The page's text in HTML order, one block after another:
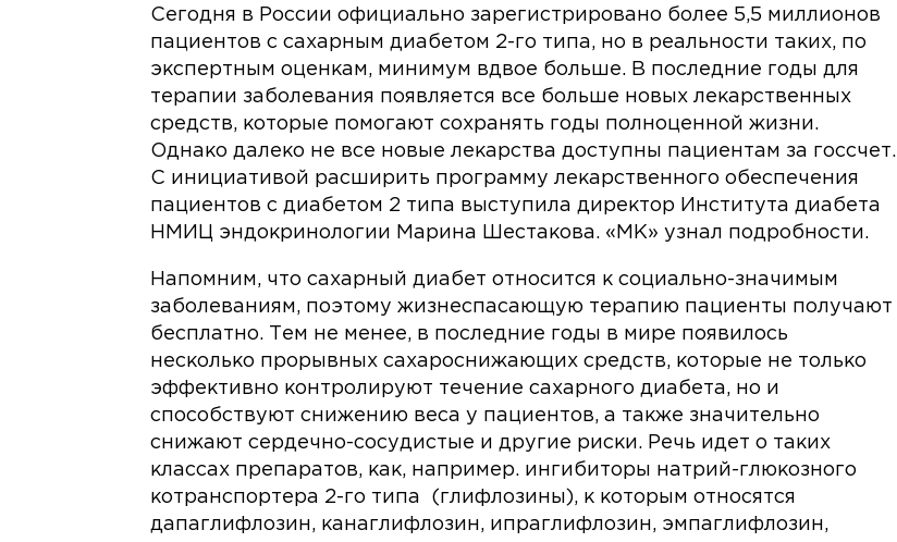
Сегодня в России официально зарегистрировано более 5,5 миллионов
пациентов с сахарным диабетом 2-го типа, но в реальности таких, по
экспертным оценкам, минимум вдвое больше. В последние годы для
терапии заболевания появляется все больше новых лекарственных
средств, которые помогают сохранять годы полноценной жизни.
Однако далеко не все новые лекарства доступны пациентам за госсчет.
С инициативой расширить программу лекарственного обеспечения
пациентов с диабетом 2 типа выступила директор Института диабета
НМИЦ эндокринологии Марина Шестакова. «МК» узнал подробности.
Напомним, что сахарный диабет относится к социально-значимым
заболеваниям, поэтому жизнеспасающую терапию пациенты получают
бесплатно. Тем не менее, в последние годы в мире появилось
несколько прорывных сахароснижающих средств, которые не только
эффективно контролируют течение сахарного диабета, но и
способствуют снижению веса у пациентов, а также значительно
снижают сердечно-сосудистые и другие риски. Речь идет о таких
классах препаратов, как, например. ингибиторы натрий-глюкозного
котранспортера 2-го типа (глифлозины), к которым относятся
дапаглифлозин, канаглифлозин, ипраглифлозин, эмпаглифлозин,